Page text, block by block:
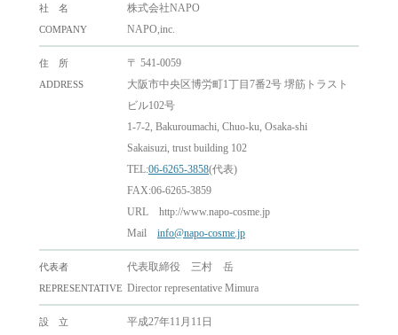
社 名
COMPANY
株式会社NAPO
NAPO,inc.
住 所
ADDRESS
〒 541-0059
大阪市中央区博労町1丁目7番2号 堺筋トラスト
ビル102号
1-7-2, Bakuroumachi, Chuo-ku, Osaka-shi
Sakaisuzi, trust building 102
TEL:06-6265-3858(代表)
FAX:06-6265-3859
URL http://www.napo-cosme.jp
Mail info@napo-cosme.jp
代表者
REPRESENTATIVE
代表取締役 三村 岳
Director representative Mimura
設 立
平成27年11月11日